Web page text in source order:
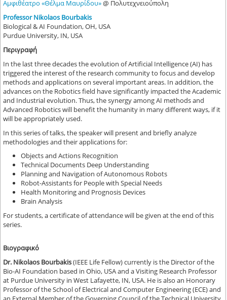
Αμφιθέατρο «Θέλμα Μαυρίδου»@ Πολυτεχνειούπολη
Professor Nikolaos Bourbakis
Biological & AI Foundation, OH, USA
Purdue University, IN, USA
Περιγραφή
In the last three decades the evolution of Artificial Intelligence (AI) has
triggered the interest of the research community to focus and develop
methods and applications on several important areas. In addition, the
advances on the Robotics field have significantly impacted the Academic
and Industrial evolution. Thus, the synergy among AI methods and
Advanced Robotics will benefit the humanity in many different ways, if it
will be appropriately used.
In this series of talks, the speaker will present and briefly analyze
methodologies and their applications for:
Objects and Actions Recognition
Technical Documents Deep Understanding
Planning and Navigation of Autonomous Robots
Robot-Assistants for People with Special Needs
Health Monitoring and Prognosis Devices
Brain Analysis
For students, a certificate of attendance will be given at the end of this
series.
Βιογραφικό
Dr. Nikolaos Bourbakis(IEEE Life Fellow) currently is the Director of the
Bio-AI Foundation based in Ohio, USA and a Visiting Research Professor
at Purdue University in West Lafayette, IN, USA. He is also an Honorary
Professor of the School of Electrical and Computer Engineering (ECE) and